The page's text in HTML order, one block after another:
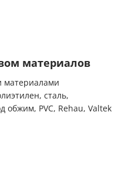
материалов
материалами
сталь,
обжим, PVC, Rehau, Valtek